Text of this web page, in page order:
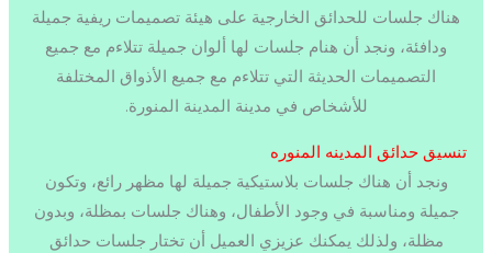
هناك جلسات للحدائق الخارجية على هيئة تصميمات ريفية جميلة
ودافئة، ونجد أن هنام جلسات لها ألوان جميلة تتلاءم مع جميع
التصميمات الحديثة التي تتلاءم مع جميع الأذواق المختلفة
للأشخاص في مدينة المدينة المنورة.
تنسيق حدائق المدينه المنوره
ونجد أن هناك جلسات بلاستيكية جميلة لها مظهر رائع، وتكون
جميلة ومناسبة في وجود الأطفال، وهناك جلسات بمظلة، وبدون
مظلة، ولذلك يمكنك عزيزي العميل أن تختار جلسات حدائق